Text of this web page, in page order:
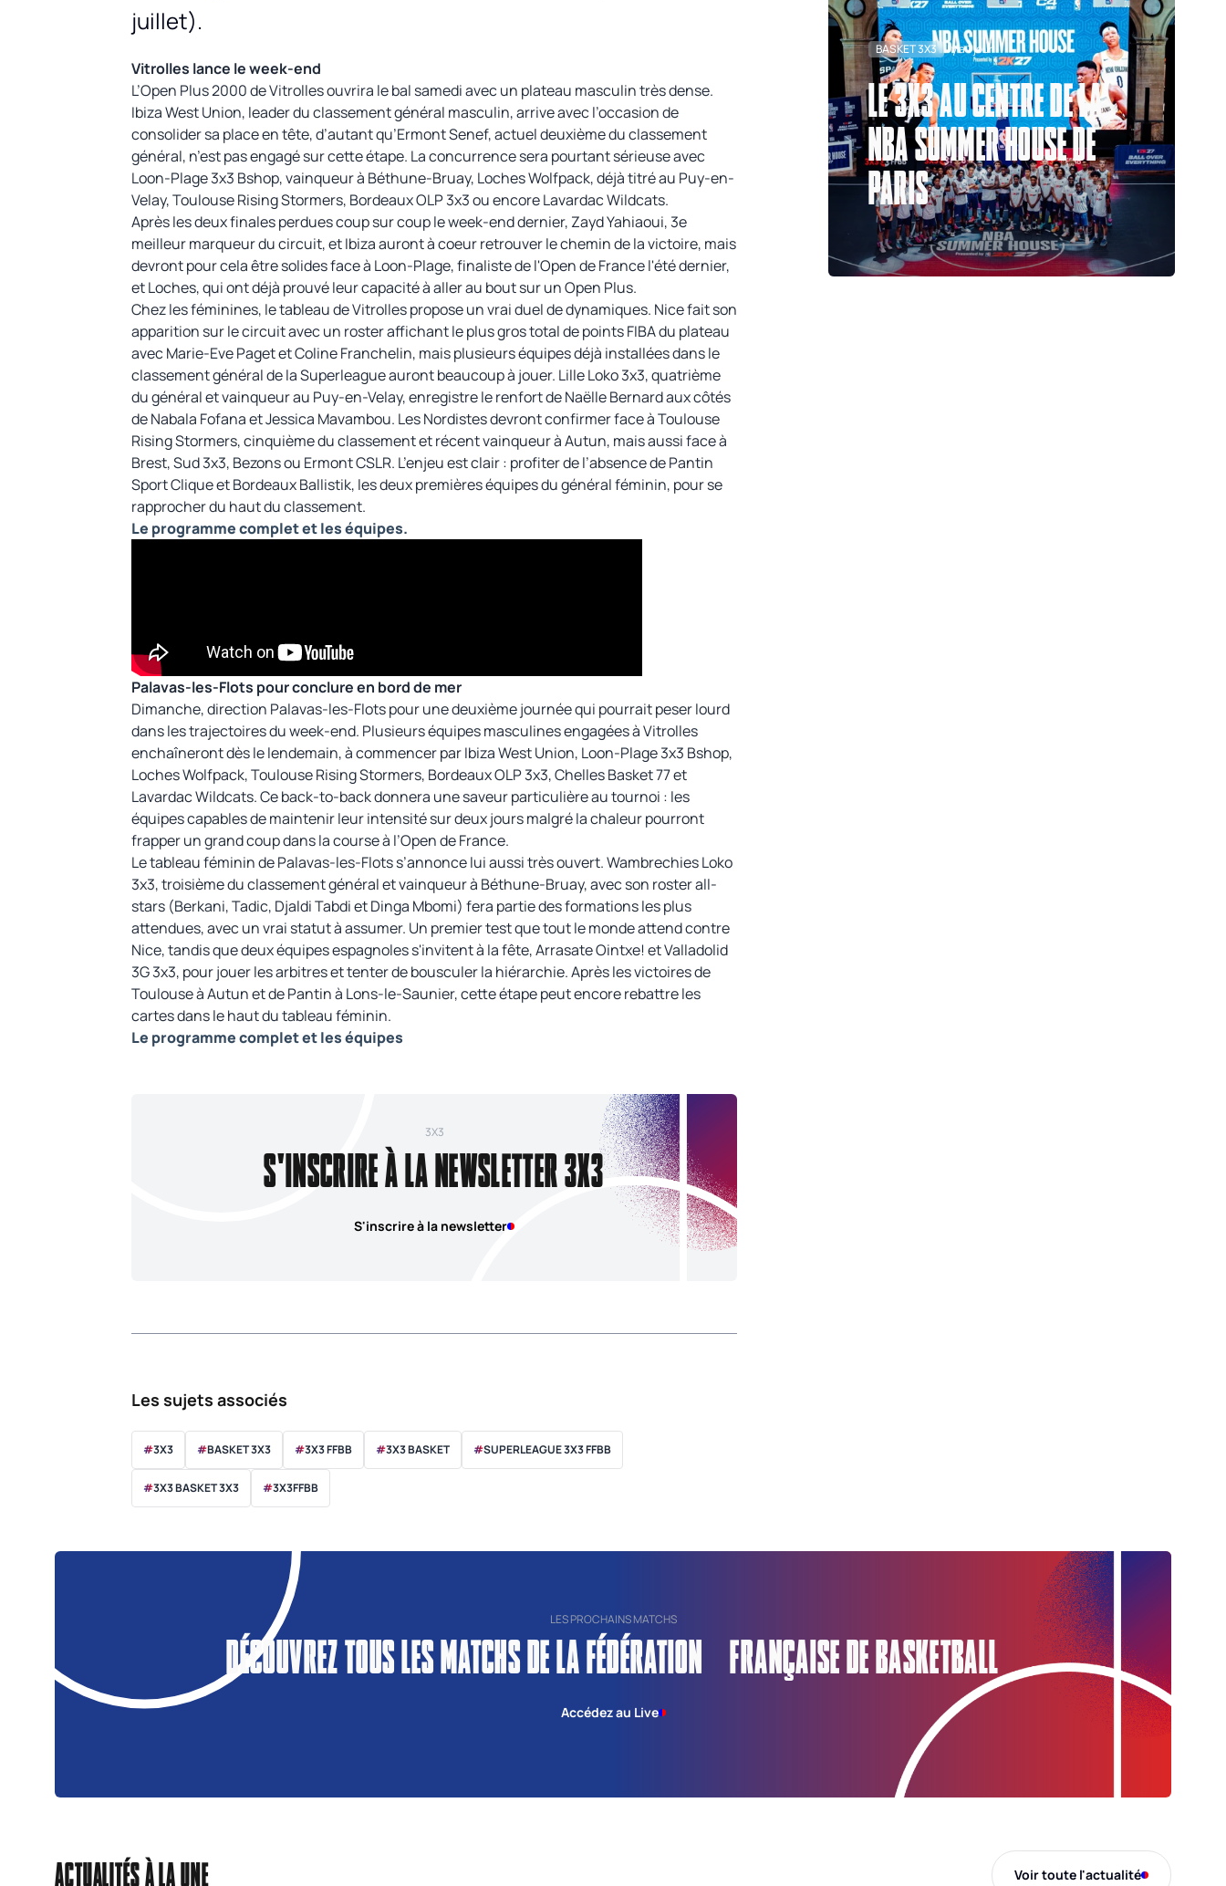
juillet).
Vitrolles lance le week-end
L’Open Plus 2000 de Vitrolles ouvrira le bal samedi avec un plateau masculin très dense.
Ibiza West Union, leader du classement général masculin, arrive avec l’occasion de
consolider sa place en tête, d’autant qu’Ermont Senef, actuel deuxième du classement
général, n’est pas engagé sur cette étape. La concurrence sera pourtant sérieuse avec
Loon-Plage 3x3 Bshop, vainqueur à Béthune-Bruay, Loches Wolfpack, déjà titré au Puy-en-
Velay, Toulouse Rising Stormers, Bordeaux OLP 3x3 ou encore Lavardac Wildcats.
Après les deux finales perdues coup sur coup le week-end dernier, Zayd Yahiaoui, 3e
meilleur marqueur du circuit, et Ibiza auront à coeur retrouver le chemin de la victoire, mais
devront pour cela être solides face à Loon-Plage, finaliste de l'Open de France l'été dernier,
et Loches, qui ont déjà prouvé leur capacité à aller au bout sur un Open Plus.
Chez les féminines, le tableau de Vitrolles propose un vrai duel de dynamiques. Nice fait son
apparition sur le circuit avec un roster affichant le plus gros total de points FIBA du plateau
avec Marie-Eve Paget et Coline Franchelin, mais plusieurs équipes déjà installées dans le
classement général de la Superleague auront beaucoup à jouer. Lille Loko 3x3, quatrième
du général et vainqueur au Puy-en-Velay, enregistre le renfort de Naëlle Bernard aux côtés
de Nabala Fofana et Jessica Mavambou. Les Nordistes devront confirmer face à Toulouse
Rising Stormers, cinquième du classement et récent vainqueur à Autun, mais aussi face à
Brest, Sud 3x3, Bezons ou Ermont CSLR. L’enjeu est clair : profiter de l’absence de Pantin
Sport Clique et Bordeaux Ballistik, les deux premières équipes du général féminin, pour se
rapprocher du haut du classement.
Le programme complet et les équipes.
Palavas-les-Flots pour conclure en bord de mer
Dimanche, direction Palavas-les-Flots pour une deuxième journée qui pourrait peser lourd
dans les trajectoires du week-end. Plusieurs équipes masculines engagées à Vitrolles
enchaîneront dès le lendemain, à commencer par Ibiza West Union, Loon-Plage 3x3 Bshop,
Loches Wolfpack, Toulouse Rising Stormers, Bordeaux OLP 3x3, Chelles Basket 77 et
Lavardac Wildcats. Ce back-to-back donnera une saveur particulière au tournoi : les
équipes capables de maintenir leur intensité sur deux jours malgré la chaleur pourront
frapper un grand coup dans la course à l’Open de France.
Le tableau féminin de Palavas-les-Flots s’annonce lui aussi très ouvert. Wambrechies Loko
3x3, troisième du classement général et vainqueur à Béthune-Bruay, avec son roster all-
stars (Berkani, Tadic, Djaldi Tabdi et Dinga Mbomi) fera partie des formations les plus
attendues, avec un vrai statut à assumer. Un premier test que tout le monde attend contre
Nice, tandis que deux équipes espagnoles s'invitent à la fête, Arrasate Ointxe! et Valladolid
3G 3x3, pour jouer les arbitres et tenter de bousculer la hiérarchie. Après les victoires de
Toulouse à Autun et de Pantin à Lons-le-Saunier, cette étape peut encore rebattre les
cartes dans le haut du tableau féminin.
Le programme complet et les équipes
3X3
S'INSCRIRE À LA NEWSLETTER 3X3
S'inscrire à la newsletter
Les sujets associés
#3X3 #BASKET 3X3 #3X3 FFBB #3X3 BASKET #SUPERLEAGUE 3X3 FFBB
#3X3 BASKET 3X3 #3X3FFBB
BASKET 3X3 Il y a 1 jour
LE 3X3 AU CENTRE DE LA
NBA SUMMER HOUSE DE
PARIS
LES PROCHAINS MATCHS
DÉCOUVREZ TOUS LES MATCHS DE LA FÉDÉRATION FRANÇAISE DE BASKETBALL
Accédez au Live
ACTUALITÉS À LA UNE Voir toute l'actualité